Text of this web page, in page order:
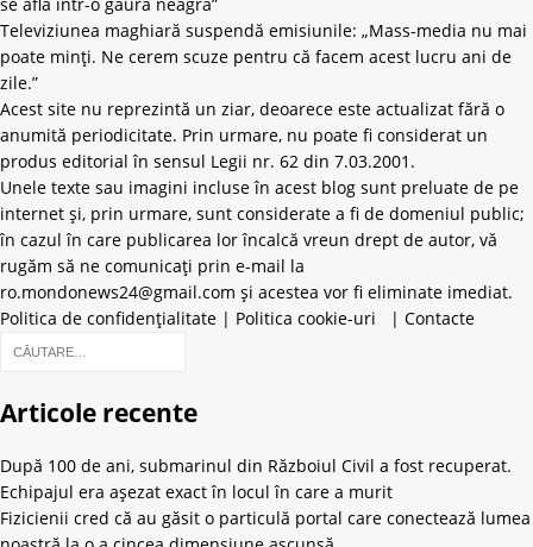
Televiziunea maghiară suspendă emisiunile: „Mass-media nu mai
poate minți. Ne cerem scuze pentru că facem acest lucru ani de
zile.”
Acest site nu reprezintă un ziar, deoarece este actualizat fără o
anumită periodicitate. Prin urmare, nu poate fi considerat un
produs editorial în sensul Legii nr. 62 din 7.03.2001.
Unele texte sau imagini incluse în acest blog sunt preluate de pe
internet și, prin urmare, sunt considerate a fi de domeniul public;
în cazul în care publicarea lor încalcă vreun drept de autor, vă
rugăm să ne comunicați prin e-mail la
ro.mondonews24@gmail.com și acestea vor fi eliminate imediat.
Politica de confidențialitate | Politica cookie-uri | Contacte
Articole recente
După 100 de ani, submarinul din Războiul Civil a fost recuperat.
Echipajul era așezat exact în locul în care a murit
Fizicienii cred că au găsit o particulă portal care conectează lumea